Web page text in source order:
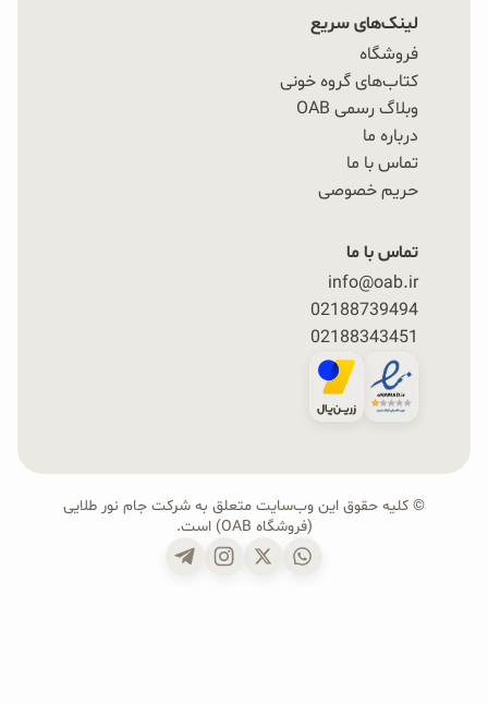
لینک‌های سریع
فروشگاه
کتاب‌های گروه خونی
وبلاگ رسمی OAB
درباره ما
تماس با ما
حریم خصوصی
تماس با ما
info@oab.ir
02188739494
02188343451
© کلیه حقوق این وب‌سایت متعلق به شرکت جام نور طلایی
(فروشگاه OAB) است.